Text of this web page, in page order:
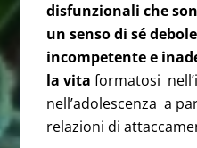
disfunzionali che
un senso di sé
incompetente e
la vita formatosi
nell’adolescenza a
relazioni di